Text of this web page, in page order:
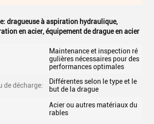
dragueuse à aspiration hydraulique,
en acier,équipement de drague en acier
Maintenance et inspection ré
gulières nécessaires pour des
performances optimales
de décharge:
Différentes selon le type et le
but de la drague
Acier ou autres matériaux du
rables